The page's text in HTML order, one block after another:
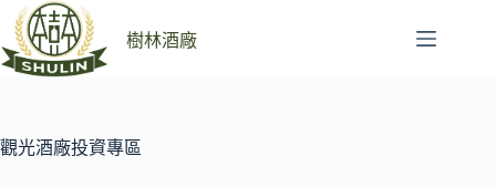
至
主
容
樹林酒廠
觀光酒廠投資專區